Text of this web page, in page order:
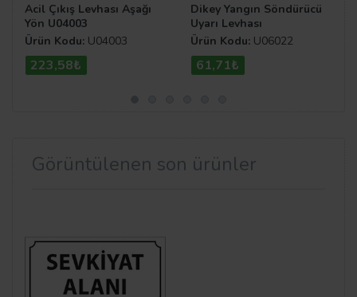
Acil Çıkış Levhası Aşağı
Yön U04003
Ürün Kodu: U04003
223,58₺
Dikey Yangın Söndürücü
Uyarı Levhası
Ürün Kodu: U06022
61,71₺
Görüntülenen son ürünler